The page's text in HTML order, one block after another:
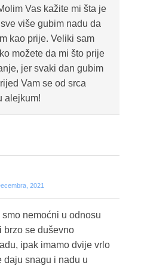
Vas kažite mi šta je
više gubim nadu da
kao prije. Veliki sam
možete da mi što prije
jer svaki dan gubim
Vam se od srca
alejkum!
2021
nemoćni u odnosu
brzo se duševno
ipak imamo dvije vrlo
daju snagu i nadu u